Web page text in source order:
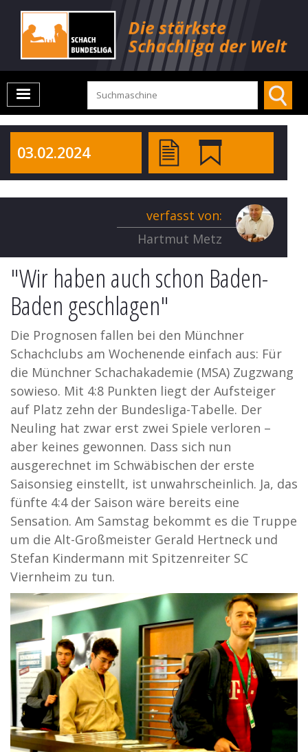
03.02.2024
verfasst von:
Hartmut Metz
"Wir haben auch schon Baden-
Baden geschlagen"
Die Prognosen fallen bei den Münchner
Schachclubs am Wochenende einfach aus: Für
die Münchner Schachakademie (MSA) Zugzwang
sowieso. Mit 4:8 Punkten liegt der Aufsteiger
auf Platz zehn der Bundesliga-Tabelle. Der
Neuling hat zwar erst zwei Spiele verloren –
aber keines gewonnen. Dass sich nun
ausgerechnet im Schwäbischen der erste
Saisonsieg einstellt, ist unwahrscheinlich. Ja, das
fünfte 4:4 der Saison wäre bereits eine
Sensation. Am Samstag bekommt es die Truppe
um die Alt-Großmeister Gerald Hertneck und
Stefan Kindermann mit Spitzenreiter SC
Viernheim zu tun.